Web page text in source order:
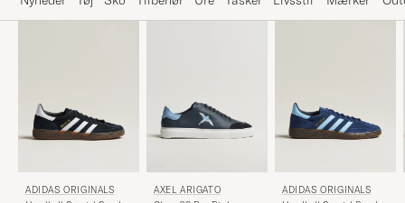
ADIDAS ORIGINALS
AXEL ARIGATO
ADIDAS ORIGINALS